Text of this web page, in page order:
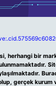
herhangi bir
gerçek kurum